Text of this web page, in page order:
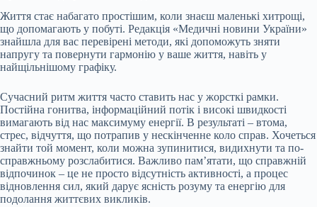
Життя стає набагато простішим, коли знаєш маленькі хитрощі,
що допомагають у побуті. Редакція «Медичні новини України»
знайшла для вас перевірені методи, які допоможуть зняти
напругу та повернути гармонію у ваше життя, навіть у
найщільнішому графіку.
Сучасний ритм життя часто ставить нас у жорсткі рамки.
Постійна гонитва, інформаційний потік і високі швидкості
вимагають від нас максимуму енергії. В результаті – втома,
стрес, відчуття, що потрапив у нескінченне коло справ. Хочеться
знайти той момент, коли можна зупинитися, видихнути та по-
справжньому розслабитися. Важливо пам’ятати, що справжній
відпочинок – це не просто відсутність активності, а процес
відновлення сил, який дарує ясність розуму та енергію для
подолання життєвих викликів.